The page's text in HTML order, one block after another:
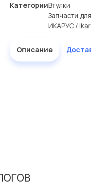
КатегорииВтулки
Запчасти
ИКАРУС /
Описание